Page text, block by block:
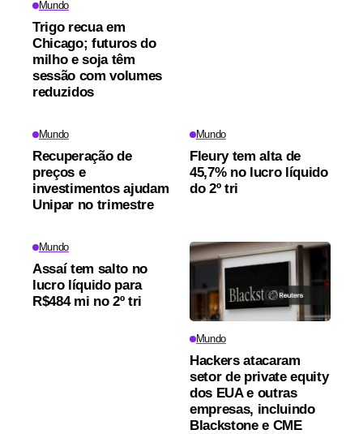
Mundo
Trigo recua em
Chicago; futuros do
milho e soja têm
sessão com volumes
reduzidos
Mundo
Recuperação de
preços e
investimentos ajudam
Unipar no trimestre
Mundo
Fleury tem alta de
45,7% no lucro líquido
do 2º tri
Mundo
Assaí tem salto no
lucro líquido para
R$484 mi no 2º tri
Mundo
Hackers atacaram
setor de private equity
dos EUA e outras
empresas, incluindo
Blackstone e CME